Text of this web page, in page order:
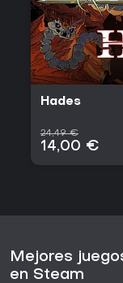
Hades
24,49 €
14,00 €
Mejores
en Steam